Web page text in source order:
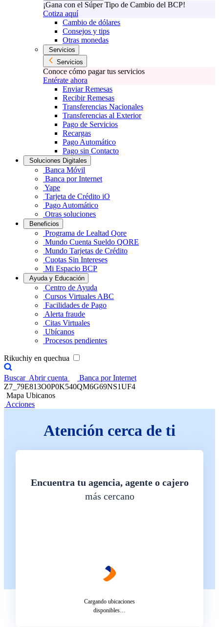
¡Gana con el Súper Tipo de Cambio del BCP!
Cotiza aquí
Cambio de dólares
Consejos y tips
Otras monedas
Servicios
Servicios
Conoce cómo pagar tus servicios
Entérate ahora
Enviar Remesas
Recibir Remesas
Transferencias Nacionales
Transferencias al Exterior
Pago de Servicios
Recargas
Pago Automático
Pago sin Contacto
Soluciones Digitales
Banca Móvil
Banca por Internet
Yape
Tarjeta de Crédito iO
Pago Automático
Otras soluciones
Beneficios
Programa de Lealtad Qore
Mundo Cuenta Sueldo QORE
Mundo Tarjetas de Crédito
Cuotas Sin Intereses
Mi Espacio BCP
Ayuda y Educación
Centro de Ayuda
Cursos Virtuales ABC
Facilidades de Pago
Alerta fraude
Citas Virtuales
Ubícanos
Procesos pendientes
Rikuchiy en quechua
Buscar Abrir cuenta
Banca por Internet
Z7_79E813O0P0K540QM6G69NS1UF4
Mapa Ubicanos
Acciones
Atención cerca de ti
Encuentra tu agencia, agente o cajero
más cercano
Cargando ubicaciones
disponibles…